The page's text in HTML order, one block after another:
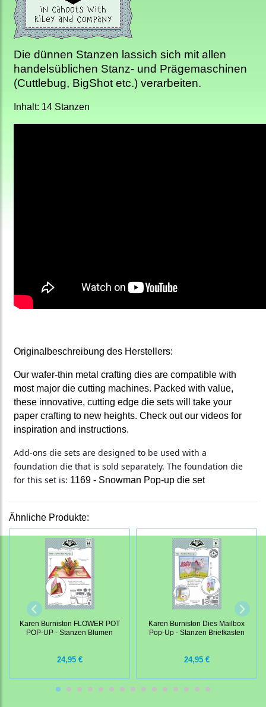
Die dünnen Stanzen lassich sich mit allen
handelsüblichen Stanz- und Prägemaschinen
(Cuttlebug, BigShot etc.) verarbeiten.
Inhalt: 14 Stanzen
Originalbeschreibung des Herstellers:
Our wafer-thin metal crafting dies are compatible with
most major die cutting machines. Packed with value,
these innovative, cutting edge die sets will take your
paper crafting to new heights. Check out our videos for
inspiration and instructions.
Add-ons die sets are designed to be used with a
foundation die that is sold separately. The foundation die
for this set is: 1169 - Snowman Pop-up die set
Ähnliche Produkte:
Karen Burniston FLOWER POT
POP-UP - Stanzen Blumen
24,95 €
Karen Burniston Dies Mailbox
Pop-Up - Stanzen Briefkasten
24,95 €